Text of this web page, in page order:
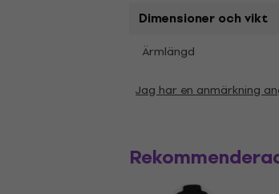
Dimensioner och vikt
Ärmlängd
Jag har en anmärkning